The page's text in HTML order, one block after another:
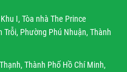
được
chọn
sản
I, Tòa nhà The Prince
Trỗi, Phường Phú Nhuận, Thành
Thành Phố Hồ Chí Minh,